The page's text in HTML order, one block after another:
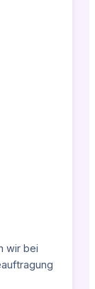
wir bei